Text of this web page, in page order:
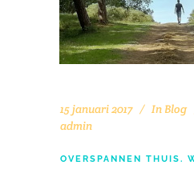
15 januari 2017 In Blog
admin
OVERSPANNEN THUIS.